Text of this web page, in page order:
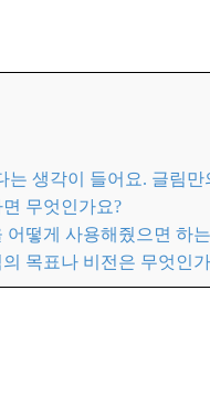
생각이 들어요. 글림
무엇인가요?
떻게 사용해줬으면 하
목표나 비전은 무엇인